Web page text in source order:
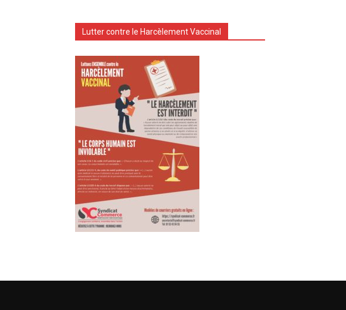
Lutter contre le Harcèlement Vaccinal